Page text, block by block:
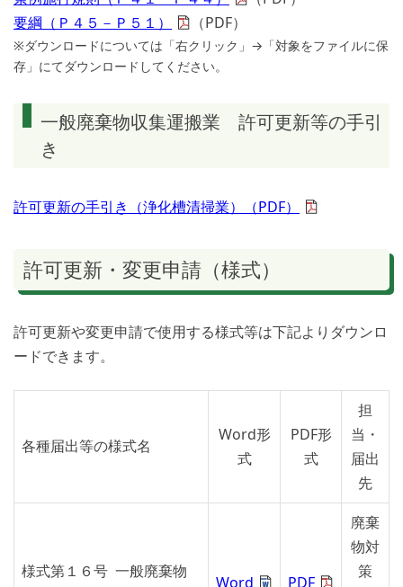
要綱（Ｐ４５－Ｐ５１）
（PDF）
※ダウンロードについては「右クリック」→「対象をファイルに保
存」にてダウンロードしてください。
一般廃棄物収集運搬業 許可更新等の手引
き
許可更新の手引き（浄化槽清掃業）（PDF）
許可更新・変更申請（様式）
許可更新や変更申請で使用する様式等は下記よりダウンロ
ードできます。
各種届出等の様式名
Word形
式
PDF形
式
担
当・
届出
先
様式第１６号 一般廃棄物
Word PDF
廃棄
物対
策